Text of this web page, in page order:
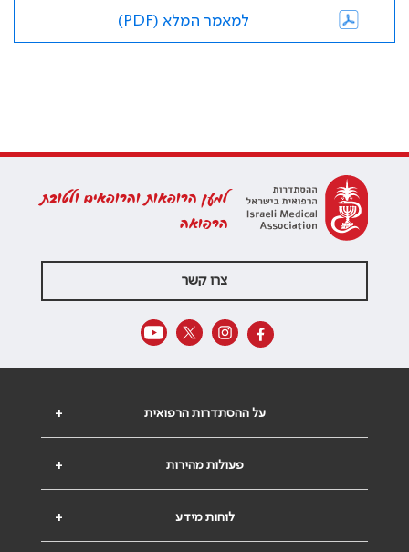
למאמר המלא (PDF)
למען הרופאות והרופאים ולטובת
הרפואה
צרו קשר
+ על ההסתדרות הרפואית
+ פעולות מהירות
+ לוחות מידע